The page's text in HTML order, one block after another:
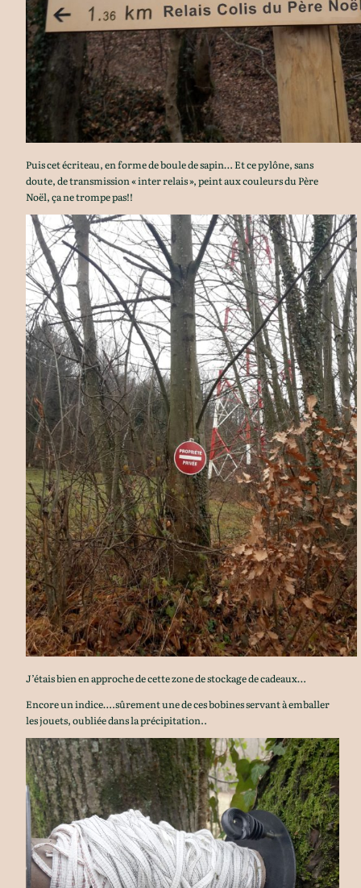
Puis cet écriteau, en forme de boule de sapin… Et ce pylône, sans
doute, de transmission « inter relais », peint aux couleurs du Père
Noël, ça ne trompe pas!!
J’étais bien en approche de cette zone de stockage de cadeaux…
Encore un indice….sûrement une de ces bobines servant à emballer
les jouets, oubliée dans la précipitation..